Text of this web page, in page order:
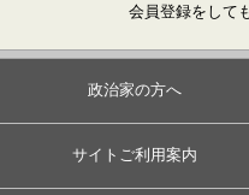
会員登録をして
政治家の方へ
サイトご利用案内